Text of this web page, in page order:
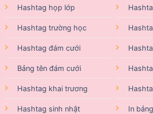
Hashtag họp lớp
Hashtag trường học
Hashtag đám cưới
Bảng tên đám cưới
Hashtag khai trương
Hashtag sinh nhật In